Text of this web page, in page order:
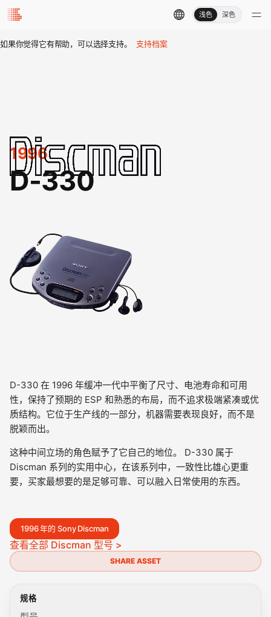
浅色 深色
如果你觉得它有帮助，可以选择支持。 支持档案
1996
D-330
D-330 在 1996 年缓冲一代中平衡了尺寸、电池寿命和可用
性，保持了预期的 ESP 和熟悉的布局，而不追求极端紧凑或优
质结构。它位于生产线的一部分，机器需要表现良好，而不是
脱颖而出。
这种中间立场的角色赋予了它自己的地位。 D-330 属于
Discman 系列的实用中心，在该系列中，一致性比雄心更重
要，买家最想要的是足够可靠、可以融入日常使用的东西。
1996 年的 Sony Discman
查看全部 Discman 型号 >
SHARE ASSET
规格